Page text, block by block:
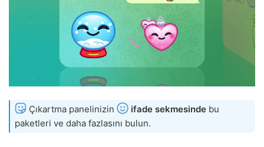
Çıkartma panelinizin ifade sekmesinde bu
paketleri ve daha fazlasını bulun.